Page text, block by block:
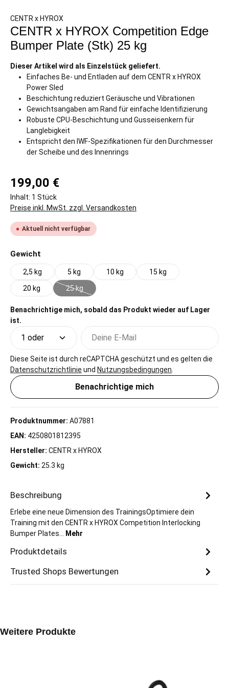
CENTR x HYROX
CENTR x HYROX Competition Edge
Bumper Plate (Stk) 25 kg
Dieser Artikel wird als Einzelstück geliefert.
Einfaches Be- und Entladen auf dem CENTR x HYROX
Power Sled
Beschichtung reduziert Geräusche und Vibrationen
Gewichtsangaben am Rand für einfache Identifizierung
Robuste CPU-Beschichtung und Gusseisenkern für
Langlebigkeit
Entspricht den IWF-Spezifikationen für den Durchmesser
der Scheibe und des Innenrings
199,00 €
Inhalt: 1 Stück
Preise inkl. MwSt. zzgl. Versandkosten
Aktuell nicht verfügbar
Gewicht
2,5 kg 5 kg 10 kg
15 kg
20 kg
25 kg
(Diese Option ist zurzeit nicht verfügbar.)
Benachrichtige mich, sobald das Produkt wieder auf Lager
ist.
Diese Seite ist durch reCAPTCHA geschützt und es gelten die
Datenschutzrichtlinie und Nutzungsbedingungen
Benachrichtige mich
Produktnummer: A07881
EAN: 4250801812395
Hersteller: CENTR x HYROX
Gewicht: 25.3 kg
Beschreibung
Erlebe eine neue Dimension des TrainingsOptimiere dein
Training mit den CENTR x HYROX Competition Interlocking
Bumper Plates…
Mehr
Produktdetails
Trusted Shops Bewertungen
Produktgalerie überspringen
Weitere Produkte